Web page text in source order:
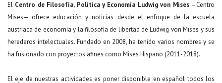
El Centro de Filosofía, Política y Economía Ludwig von Mises—Centro
Mises— ofrece educación y noticias desde el enfoque de la escuela
austriaca de economía y la filosofía de libertad de Ludwig von Mises y sus
herederos intelectuales. Fundado en 2008, ha tenido varios nombres y se
ha fusionado con proyectos afines como Mises Hispano (2011-2018).
El eje de nuestras actividades es poner disponible en español todos los